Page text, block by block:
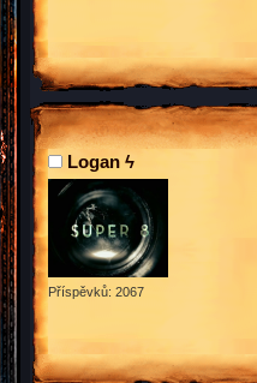
Logan ϟ
Příspěvků: 2067